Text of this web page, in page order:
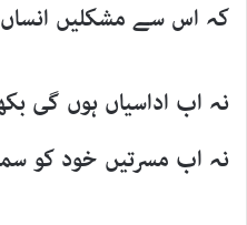
کہ اس سے مشکلیں
نہ اب اداسیاں ہوں گی
نہ اب مسرتیں خود کو